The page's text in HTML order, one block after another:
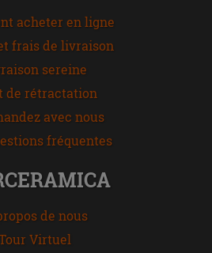
acheter en ligne
frais de livraison
sereine
de rétractation
avec nous
fréquentes
de nous
Virtuel